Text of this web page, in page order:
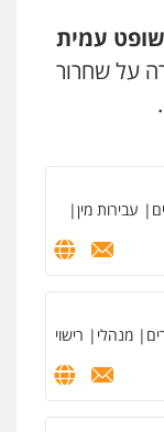
עמית
על שחרור
לבן פשיעה
עבירות מין
מנהלי רישוי